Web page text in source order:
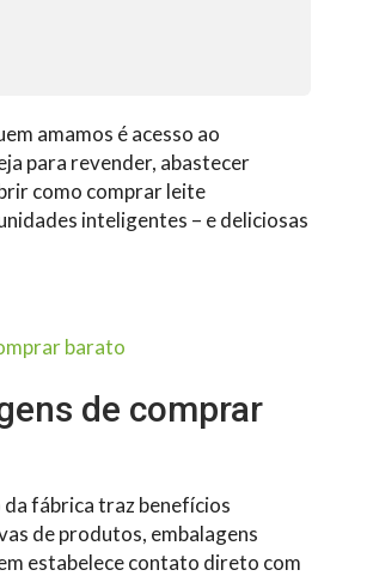
amamos é acesso ao
para revender, abastecer
como comprar leite
inteligentes – e deliciosas
barato
de comprar
fábrica traz benefícios
de produtos, embalagens
estabelece contato direto com